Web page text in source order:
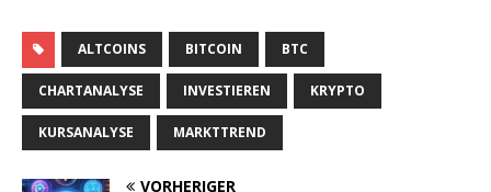
ALTCOINS BITCOIN BTC
CHARTANALYSE INVESTIEREN KRYPTO
KURSANALYSE MARKTTREND
VORHERIGER